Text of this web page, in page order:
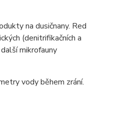
na dusičnany. Red
(denitrifikačních a
mikrofauny
vody během zrání.